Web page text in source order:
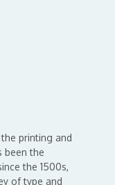
printing and
been the
the 1500s,
of type and